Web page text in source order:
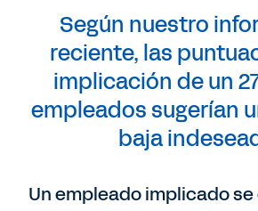
Según nuestro
reciente, las
implicación de un
empleados sugerían
baja
Un empleado implicado